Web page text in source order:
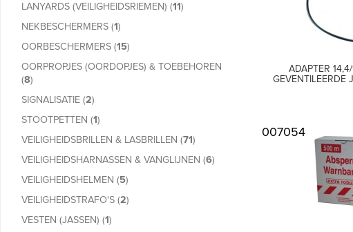
LANYARDS (VEILIGHEIDSRIEMEN) (11)
NEKBESCHERMERS (1)
OORBESCHERMERS (15)
OORPROPJES (OORDOPJES) & TOEBEHOREN
(8)
SIGNALISATIE (2)
STOOTPETTEN (1)
VEILIGHEIDSBRILLEN & LASBRILLEN (71)
VEILIGHEIDSHARNASSEN & VANGLIJNEN (6)
VEILIGHEIDSHELMEN (5)
VEILIGHEIDSTRAFO'S (2)
VESTEN (JASSEN) (1)
ADAPTER
GEVENTILEERDE
007054